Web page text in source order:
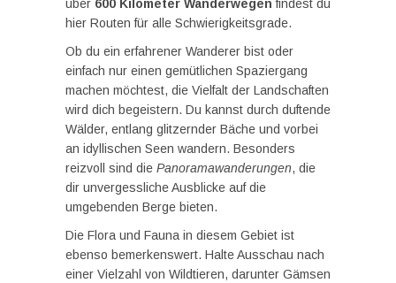
über 600 Kilometer Wanderwegen findest du
hier Routen für alle Schwierigkeitsgrade.
Ob du ein erfahrener Wanderer bist oder
einfach nur einen gemütlichen Spaziergang
machen möchtest, die Vielfalt der Landschaften
wird dich begeistern. Du kannst durch duftende
Wälder, entlang glitzernder Bäche und vorbei
an idyllischen Seen wandern. Besonders
reizvoll sind die Panoramawanderungen, die
dir unvergessliche Ausblicke auf die
umgebenden Berge bieten.
Die Flora und Fauna in diesem Gebiet ist
ebenso bemerkenswert. Halte Ausschau nach
einer Vielzahl von Wildtieren, darunter Gämsen